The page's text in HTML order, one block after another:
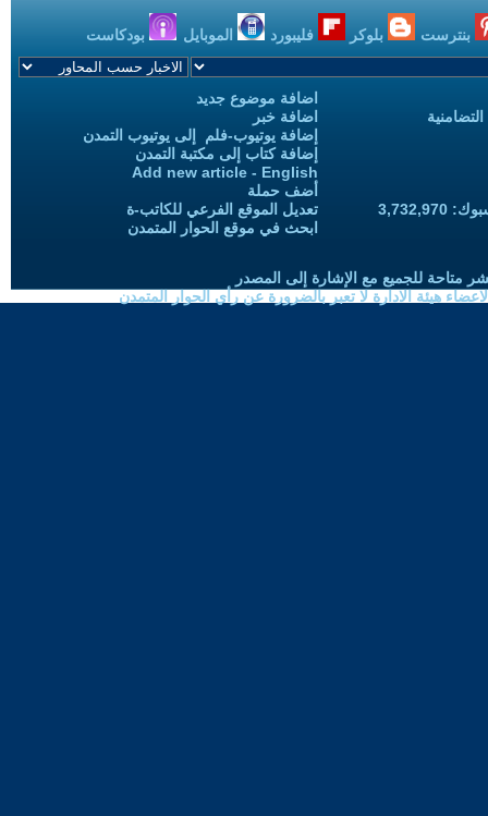
بنترست بلوكر فليبورد الموبايل بودكاست
اضافة موضوع جديد
اضافة خبر
إضافة يوتيوب-فلم إلى يوتيوب التمدن
إضافة كتاب إلى مكتبة التمدن
Add new article - English
أضف حملة
تعديل الموقع الفرعي للكاتب-ة
ابحث في موقع الحوار المتمدن
متاحة للجميع مع الإشارة إلى المصدر
هيئة الادارة لا تعبر بالضرورة عن رأي الحوار المتمدن